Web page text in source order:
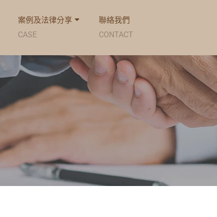
案例及法律分享
CASE
聯絡我們
CONTACT